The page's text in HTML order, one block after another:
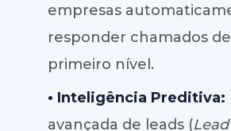
empresas
responder chamados
primeiro nível.
• Inteligência Preditiva:
avançada de leads (